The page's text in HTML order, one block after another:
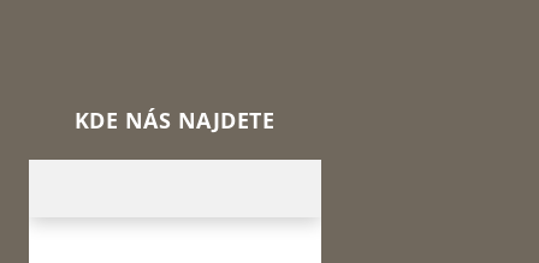
KDE NÁS NAJDETE